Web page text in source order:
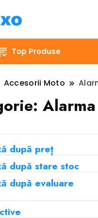
Top Produse
Accesorii Moto
după preț
după stare stoc
după evaluare